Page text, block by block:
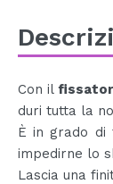
Con il
duri tutta la
È in grado di
impedirne lo
Lascia una